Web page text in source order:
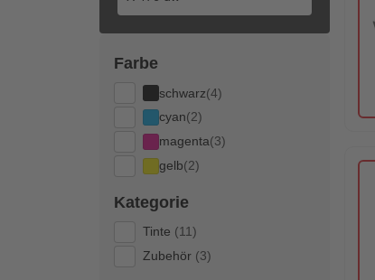
Farbe
schwarz(4)
cyan(2)
magenta(3)
gelb(2)
Kategorie
Tinte (11)
Zubehör (3)